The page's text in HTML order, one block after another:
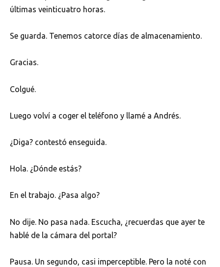
últimas veinticuatro horas.
Se guarda. Tenemos catorce días de almacenamiento.
Gracias.
Colgué.
Luego volví a coger el teléfono y llamé a Andrés.
¿Diga? contestó enseguida.
Hola. ¿Dónde estás?
En el trabajo. ¿Pasa algo?
No dije. No pasa nada. Escucha, ¿recuerdas que ayer te
hablé de la cámara del portal?
Pausa. Un segundo, casi imperceptible. Pero la noté con